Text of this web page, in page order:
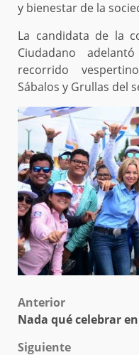
y bienestar de la
La candidata de la
Ciudadano
recorrido
Sábalos y Grullas del
Post
navigation
Anterior
Nada qué celebrar
Siguiente